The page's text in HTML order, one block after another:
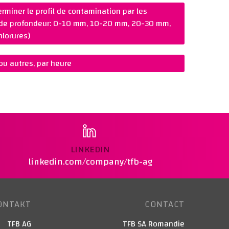
le profil de contamination par les
profondeur: 0-10 mm, 10-20 mm, 20-30 mm,
autres, par heure
LINKEDIN
linkedin.com/company/tfb-ag
TFB AG
CONTACT
TFB SA Romandie